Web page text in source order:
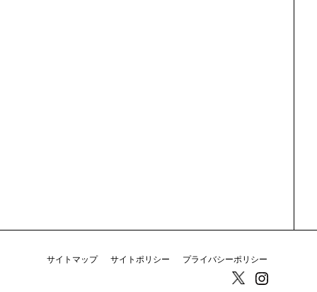
サイトマップ サイトポリシー プライバシーポリシー